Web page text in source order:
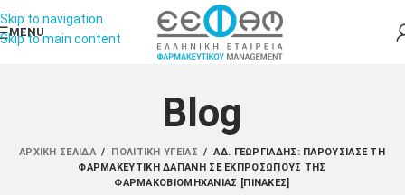
Skip to navigation
Skip to main content
MENU
Blog
ΑΡΧΙΚΉ ΣΕΛΊΔΑ / ΠΟΛΙΤΙΚΉ ΥΓΕΊΑΣ / ΆΔ. ΓΕΩΡΓΙΆΔΗΣ: ΠΑΡΟΥΣΊΑΣΕ ΤΗ
ΦΑΡΜΑΚΕΥΤΙΚΉ ΔΑΠΆΝΗ ΣΕ ΕΚΠΡΟΣΏΠΟΥΣ ΤΗΣ
ΦΑΡΜΑΚΟΒΙΟΜΗΧΑΝΊΑΣ [ΠΊΝΑΚΕΣ]